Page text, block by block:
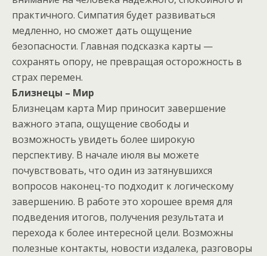
практичного. Симпатия будет развиваться
медленно, но сможет дать ощущение
безопасности. Главная подсказка карты —
сохранять опору, не превращая осторожность в
страх перемен.
Близнецы – Мир
Близнецам карта Мир приносит завершение
важного этапа, ощущение свободы и
возможность увидеть более широкую
перспективу. В начале июля вы можете
почувствовать, что один из затянувшихся
вопросов наконец-то подходит к логическому
завершению. В работе это хорошее время для
подведения итогов, получения результата и
перехода к более интересной цели. Возможны
полезные контакты, новости издалека, разговоры